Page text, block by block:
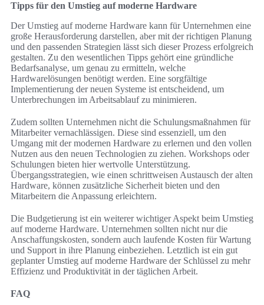
Tipps für den Umstieg auf moderne Hardware
Der Umstieg auf moderne Hardware kann für Unternehmen eine
große Herausforderung darstellen, aber mit der richtigen Planung
und den passenden Strategien lässt sich dieser Prozess erfolgreich
gestalten. Zu den wesentlichen Tipps gehört eine gründliche
Bedarfsanalyse, um genau zu ermitteln, welche
Hardwarelösungen benötigt werden. Eine sorgfältige
Implementierung der neuen Systeme ist entscheidend, um
Unterbrechungen im Arbeitsablauf zu minimieren.
Zudem sollten Unternehmen nicht die Schulungsmaßnahmen für
Mitarbeiter vernachlässigen. Diese sind essenziell, um den
Umgang mit der modernen Hardware zu erlernen und den vollen
Nutzen aus den neuen Technologien zu ziehen. Workshops oder
Schulungen bieten hier wertvolle Unterstützung.
Übergangsstrategien, wie einen schrittweisen Austausch der alten
Hardware, können zusätzliche Sicherheit bieten und den
Mitarbeitern die Anpassung erleichtern.
Die Budgetierung ist ein weiterer wichtiger Aspekt beim Umstieg
auf moderne Hardware. Unternehmen sollten nicht nur die
Anschaffungskosten, sondern auch laufende Kosten für Wartung
und Support in ihre Planung einbeziehen. Letztlich ist ein gut
geplanter Umstieg auf moderne Hardware der Schlüssel zu mehr
Effizienz und Produktivität in der täglichen Arbeit.
FAQ